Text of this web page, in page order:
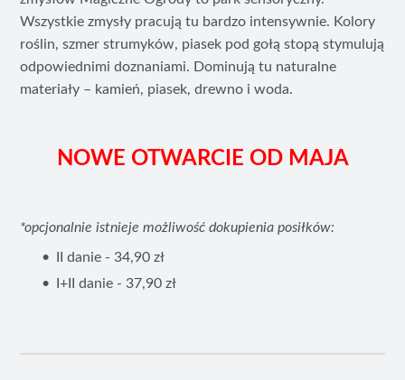
Wszystkie zmysły pracują tu bardzo intensywnie. Kolory
roślin, szmer strumyków, piasek pod gołą stopą stymulują
odpowiednimi doznaniami. Dominują tu naturalne
materiały – kamień, piasek, drewno i woda.
NOWE OTWARCIE OD MAJA
*opcjonalnie istnieje możliwość dokupienia posiłków:
II danie - 34,90 zł
I+II danie - 37,90 zł